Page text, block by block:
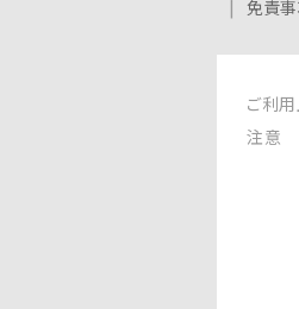
免責
ご利用
注意